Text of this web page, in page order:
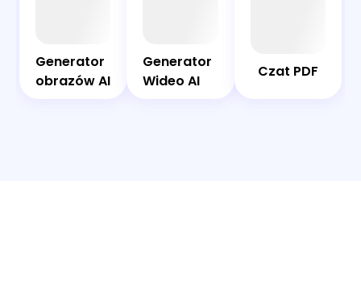
Generator
obrazów AI
Generator
Wideo AI
Czat PDF
Generator
obrazów
Generator
Wideo AI